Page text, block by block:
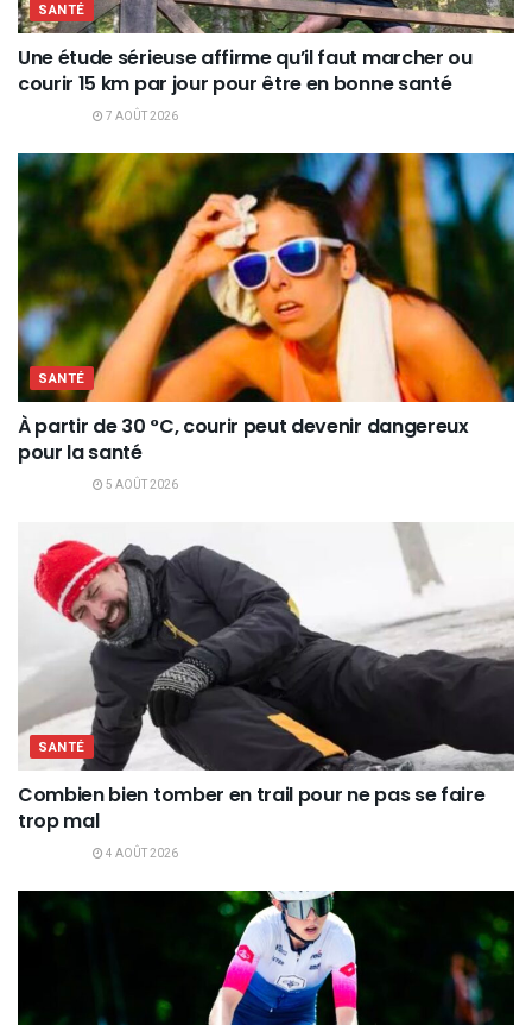
SANTÉ
Une étude sérieuse affirme qu’il faut marcher ou
courir 15 km par jour pour être en bonne santé
7 AOÛT 2026
SANTÉ
À partir de 30 °C, courir peut devenir dangereux
pour la santé
5 AOÛT 2026
SANTÉ
Combien bien tomber en trail pour ne pas se faire
trop mal
4 AOÛT 2026